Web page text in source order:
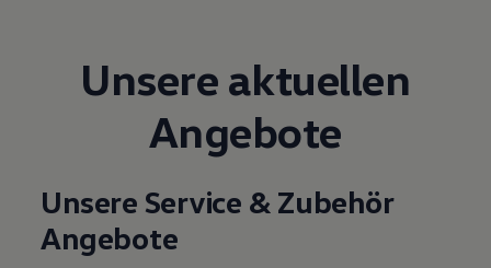
Kundeninformationen
Volkswagen Kundenbetreuung
Warn- und Kontrollleuchten
Assistenzsysteme
Digitale Betriebsanleitung
Live Beratung
Lifestyle
Familie
Unsere aktuellen
Angebote
Unsere Service & Zubehör
Angebote